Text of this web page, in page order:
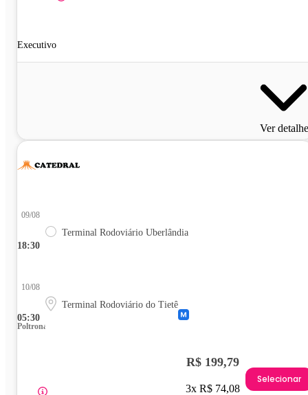
Executivo
Ver
18:30
09/08
Terminal Rodoviário Uberlândia
05:30
10/08
Terminal Rodoviário do Tietê
Poltrona
R$ 199,79
3x R$ 74,08
Selecionar